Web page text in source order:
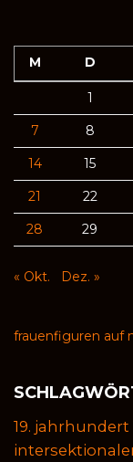
M D
1
7
8
14
15
21
22
28
29
« Okt. Dez. »
frauenfiguren auf
19. jahrhundert